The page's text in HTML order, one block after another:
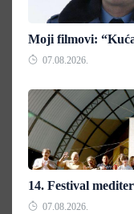
Moji filmovi:
07.08.2026.
14. Festival
07.08.2026.